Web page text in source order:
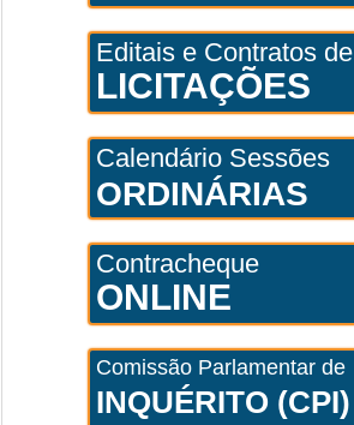
Editais e Contratos de
LICITAÇÕES
Calendário Sessões
ORDINÁRIAS
Contracheque
ONLINE
Comissão Parlamentar de
INQUÉRITO (CPI)